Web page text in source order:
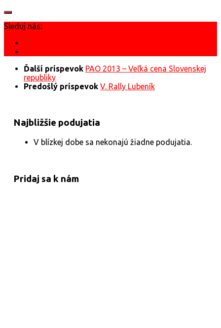
Sleduj nás:
Ďalší príspevok PAO 2013 – Veľká cena Slovenskej
republiky
Predošlý príspevok V. Rally Lubeník
Najbližšie podujatia
V blízkej dobe sa nekonajú žiadne podujatia.
Pridaj sa k nám